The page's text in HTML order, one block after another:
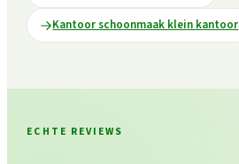
Kantoor schoonmaak klein kantoor
ECHTE REVIEWS